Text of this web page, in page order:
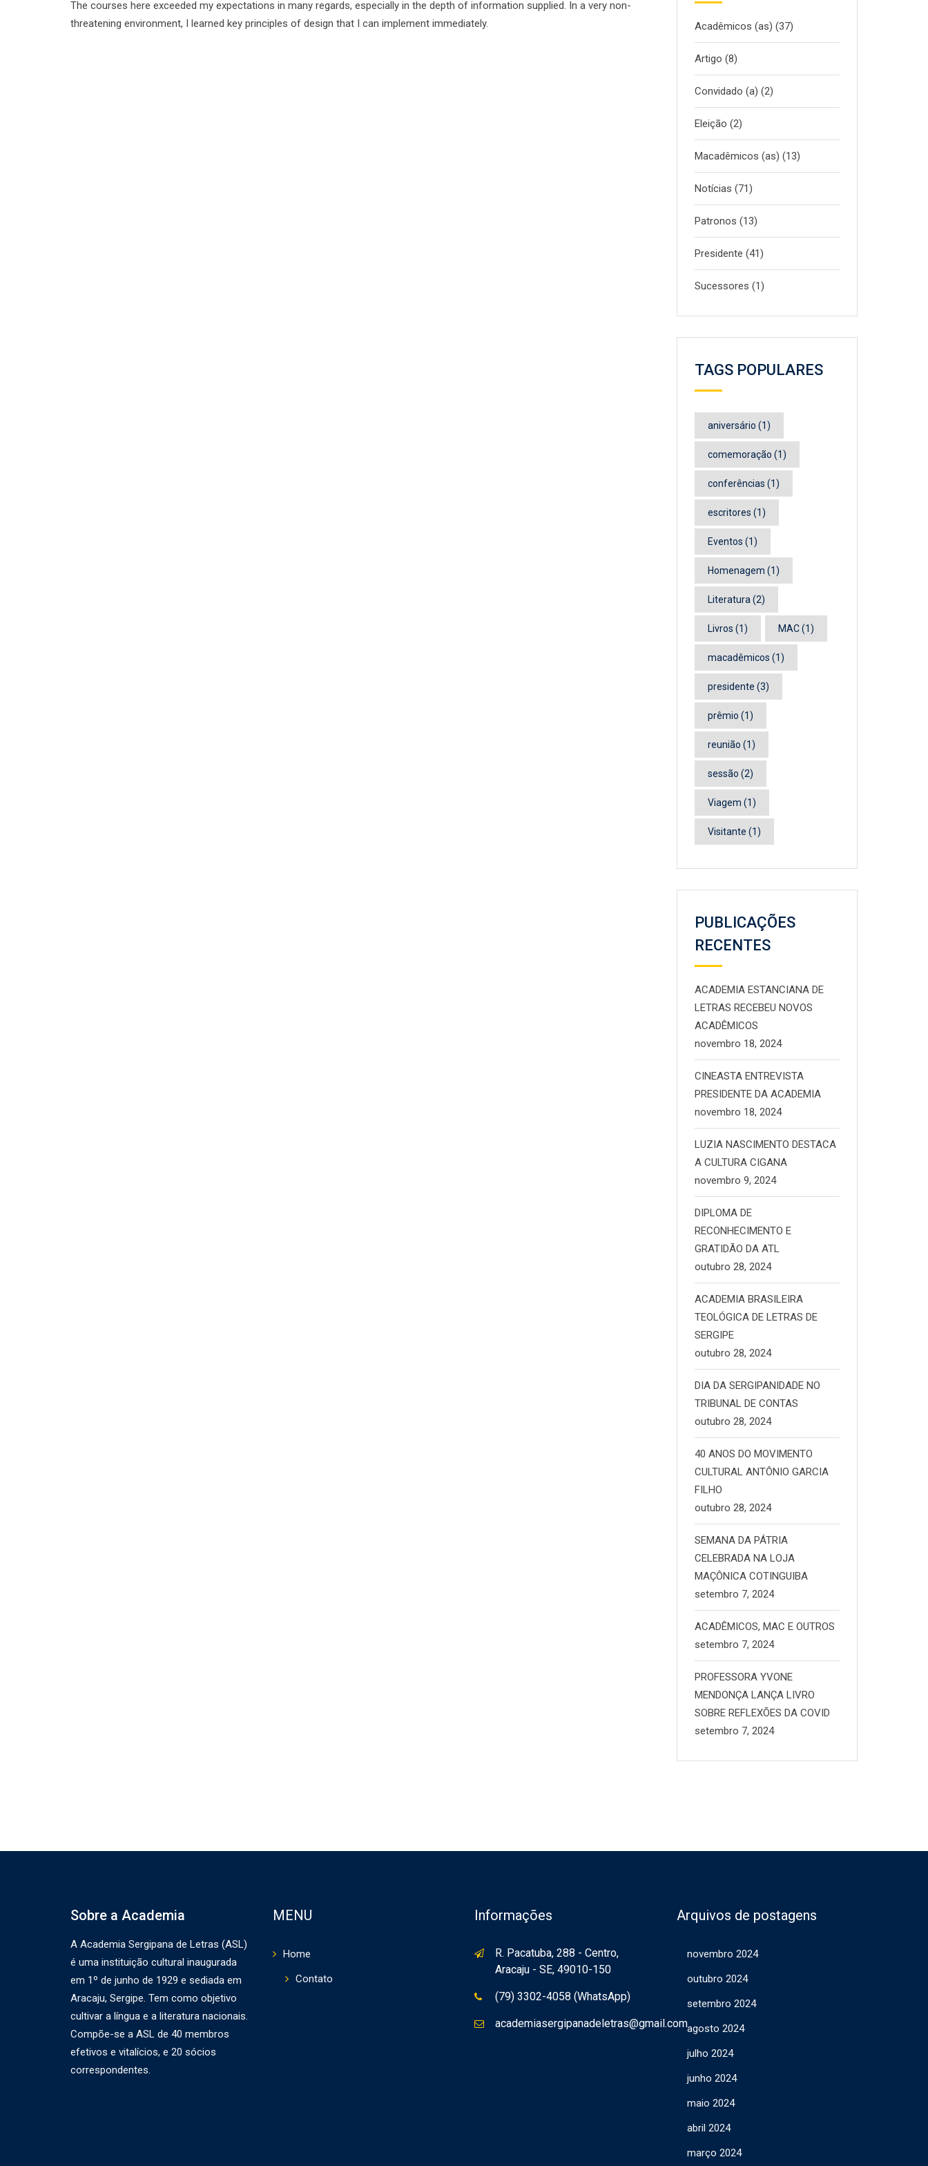
The courses here exceeded my expectations in many regards, especially in the depth of information supplied. In a very non-
threatening environment, I learned key principles of design that I can implement immediately.
Acadêmicos (as) (37)
Artigo (8)
Convidado (a) (2)
Eleição (2)
Macadêmicos (as) (13)
Notícias (71)
Patronos (13)
Presidente (41)
Sucessores (1)
TAGS POPULARES
aniversário (1)
comemoração (1)
conferências (1)
escritores (1)
Eventos (1)
Homenagem (1)
Literatura (2)
Livros (1) MAC(1)
macadêmicos (1)
presidente (3)
prêmio (1)
reunião (1)
sessão (2)
Viagem (1)
Visitante (1)
PUBLICAÇÕES
RECENTES
ACADEMIA ESTANCIANA DE
LETRAS RECEBEU NOVOS
ACADÊMICOS
novembro 18, 2024
CINEASTA ENTREVISTA
PRESIDENTE DA ACADEMIA
novembro 18, 2024
LUZIA NASCIMENTO DESTACA
A CULTURA CIGANA
novembro 9, 2024
DIPLOMA DE
RECONHECIMENTO E
GRATIDÃO DA ATL
outubro 28, 2024
ACADEMIA BRASILEIRA
TEOLÓGICA DE LETRAS DE
SERGIPE
outubro 28, 2024
DIA DA SERGIPANIDADE NO
TRIBUNAL DE CONTAS
outubro 28, 2024
40 ANOS DO MOVIMENTO
CULTURAL ANTÔNIO GARCIA
FILHO
outubro 28, 2024
SEMANA DA PÁTRIA
CELEBRADA NA LOJA
MAÇÔNICA COTINGUIBA
setembro 7, 2024
ACADÊMICOS, MAC E OUTROS
setembro 7, 2024
PROFESSORA YVONE
MENDONÇA LANÇA LIVRO
SOBRE REFLEXÕES DA COVID
setembro 7, 2024
Sobre a Academia
A Academia Sergipana de Letras (ASL)
é uma instituição cultural inaugurada
em 1º de junho de 1929 e sediada em
Aracaju, Sergipe. Tem como objetivo
cultivar a língua e a literatura nacionais.
Compõe-se a ASL de 40 membros
efetivos e vitalícios, e 20 sócios
correspondentes.
MENU
Home
Contato
Informações
R. Pacatuba, 288 - Centro,
Aracaju - SE, 49010-150
(79) 3302-4058 (WhatsApp)
academiasergipanadeletras@gmail.com
Arquivos de postagens
novembro 2024
outubro 2024
setembro 2024
agosto 2024
julho 2024
junho 2024
maio 2024
abril 2024
março 2024